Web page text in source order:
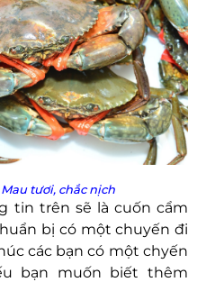
tươi, chắc nịch
tin trên sẽ là cuốn cẩm
bị có một chuyến đi
các bạn có một chyến
bạn muốn biết thêm